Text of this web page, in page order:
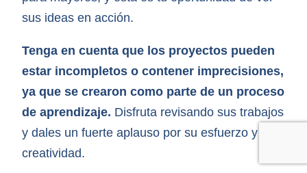
sus ideas en acción.
Tenga en cuenta que los proyectos pueden
estar incompletos o contener imprecisiones,
ya que se crearon como parte de un proceso
de aprendizaje. Disfruta revisando sus trabajos
y dales un fuerte aplauso por su esfuerzo y
creatividad.